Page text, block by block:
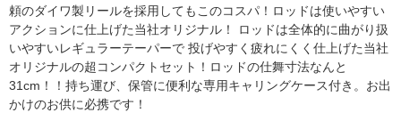
頼のダイワ製リールを採用してもこのコスパ！ロッドは使いやすい
アクションに仕上げた当社オリジナル！ ロッドは全体的に曲がり扱
いやすいレギュラーテーパーで 投げやすく疲れにくく仕上げた当社
オリジナルの超コンパクトセット！ロッドの仕舞寸法なんと
31cm！！持ち運び、保管に便利な専用キャリングケース付き。お出
かけのお供に必携です！